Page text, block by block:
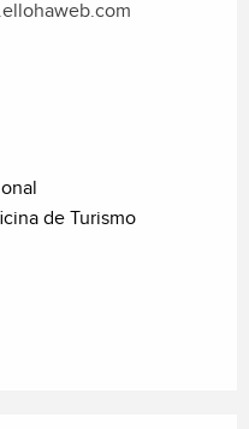
de Turismo